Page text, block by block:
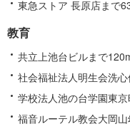
東急ストア 長原店まで
教育
共立上池台ビルまで
社会福祉法人明生会洗
学校法人池の台学園東
福音ルーテル教会大岡